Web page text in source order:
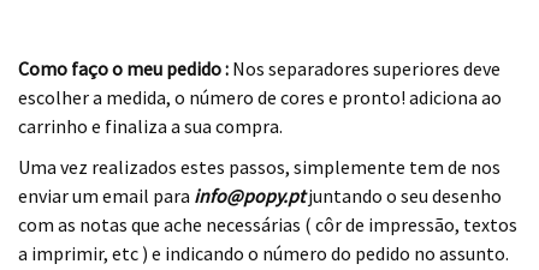
Como faço o meu pedido : Nos separadores superiores deve
escolher a medida, o número de cores e pronto! adiciona ao
carrinho e finaliza a sua compra.
Uma vez realizados estes passos, simplemente tem de nos
enviar um email para info@popy.ptjuntando o seu desenho
com as notas que ache necessárias ( côr de impressão, textos
a imprimir, etc ) e indicando o número do pedido no assunto.